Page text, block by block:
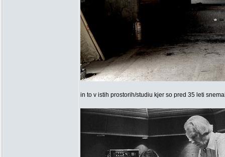
in to v istih prostorih/studiu kjer so pred 35 leti